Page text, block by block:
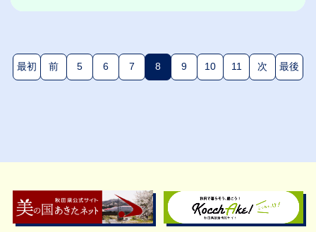
最初 前 5 6 7 8(現在のページ)
9 10 11 次 最後